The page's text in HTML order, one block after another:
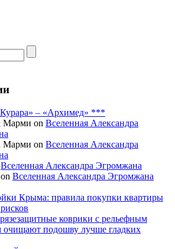
– «Архимед» ***
Марми on Вселенная Александра
Марми on Вселенная Александра
Вселенная Александра Эгромжана
Вселенная Александра Эгромжана
Крыма: правила покупки квартиры
коврики с рельефным
очищают подошву лучше гладких